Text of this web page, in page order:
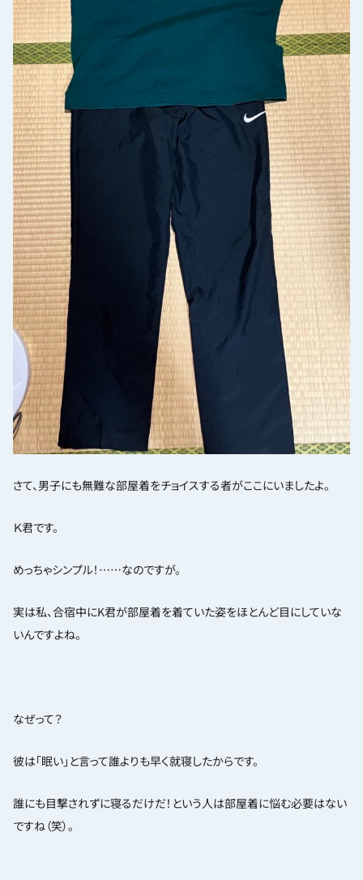
さて、男子にも無難な部屋着をチョイスする者がここにいましたよ。
Ｋ君です。
めっちゃシンプル！……なのですが。
実は私、合宿中にK君が部屋着を着ていた姿をほとんど目にしていな
いんですよね。
なぜって？
彼は「眠い」と言って誰よりも早く就寝したからです。
誰にも目撃されずに寝るだけだ！という人は部屋着に悩む必要はない
ですね（笑）。